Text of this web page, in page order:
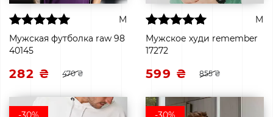
M
Мужская футболка raw 98
40145
282 ₴ 470 ₴
M
Мужское худи remember
17272
599 ₴ 855 ₴